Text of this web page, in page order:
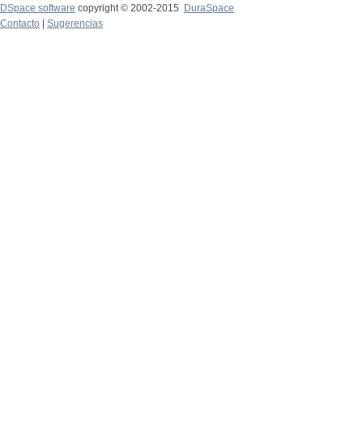
DSpace software copyright © 2002-2015
DuraSpace
Contacto
Sugerencias